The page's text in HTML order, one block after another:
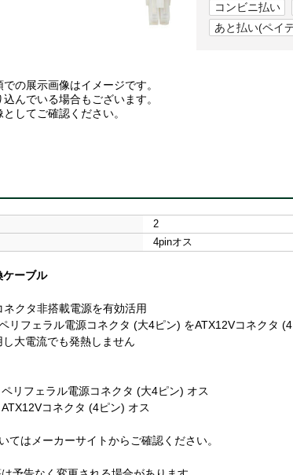
の展示画像はイメージです。
んでいる場合もございます。
してご確認ください。
コンビニ払い
あと払い(ペイ
2
4pinオス
ケーブル
クタ非搭載電源を有効活用
リフェラル電源コネクタ (大4ピン) をATX12Vコネクタ
大電流でも発熱しません
ペリフェラル電源コネクタ (大4ピン) オス
コネクタ (4ピン) オス
はメーカーサイトからご確認ください。